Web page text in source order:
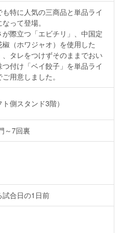
特に人気の三商品と単品ライ
って登場。
際立つ「エビチリ」、中国定
（ホワジャオ）を使用した
、タレをつけずそのままでおい
つ付け「ベイ餃子」を単品ライ
用意しました。
側スタンド3階）
～7回裏
試合日の1日前